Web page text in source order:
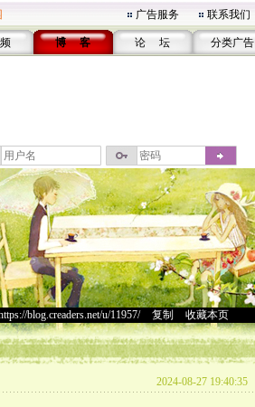
广告服务 联系我们
博 客 论 坛 分类广告
blog.creaders.net/u/11957/> 复制 收藏本页
2024-08-27 19:40:35